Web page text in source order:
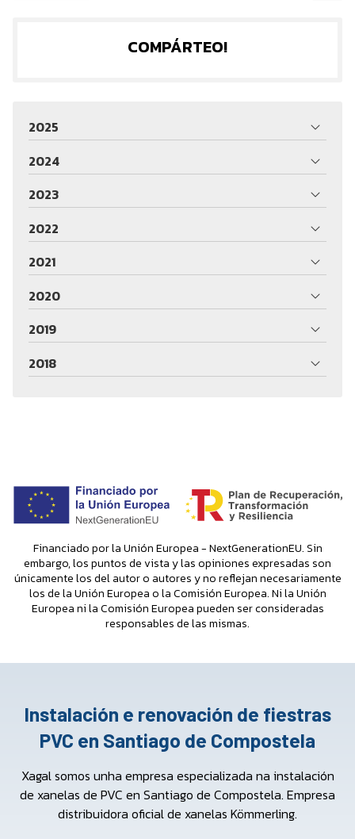
COMPÁRTEO!
2025
2024
2023
2022
2021
2020
2019
2018
Financiado por la Unión Europea - NextGenerationEU. Sin
embargo, los puntos de vista y las opiniones expresadas son
únicamente los del autor o autores y no reflejan necesariamente
los de la Unión Europea o la Comisión Europea. Ni la Unión
Europea ni la Comisión Europea pueden ser consideradas
responsables de las mismas.
Instalación e renovación de fiestras
PVC en Santiago de Compostela
Xagal somos unha empresa especializada na instalación
de xanelas de PVC en Santiago de Compostela. Empresa
distribuidora oficial de xanelas Kömmerling.